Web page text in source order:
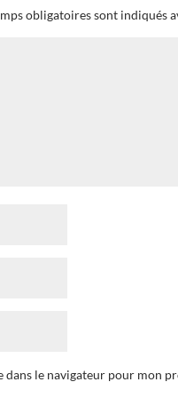
obligatoires sont indiqués
le navigateur pour mon